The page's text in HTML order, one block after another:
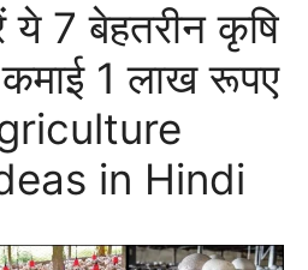
7 बेहतरीन कृषि
कमाई 1 लाख रूपए
in Hindi